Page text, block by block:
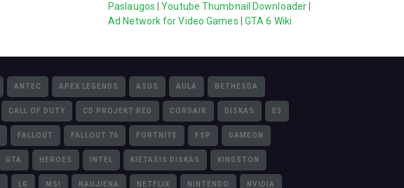
Paslaugos |Youtube Thumbnail Downloader
Ad Network for Video Games
GTA 6 Wiki
ANTEC APEX LEGENDS ASUS AULA BETHESDA
CALL OF DUTY CD PROJEKT RED CORSAIR DISKAS E3
FALLOUT FALLOUT 76 FORTNITE FSP GAMEON
GTA HEROES INTEL KIETASIS DISKAS KINGSTON
LG MSI NAUJIENA NETFLIX NINTENDO NVIDIA